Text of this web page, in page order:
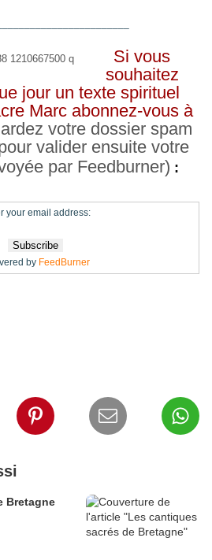
Si vous
souhaitez
jour un texte spirituel
Marc abonnez-vous à
votre dossier spam
valider ensuite votre
par Feedburner) :
your email address:
by FeedBurner
Bretagne